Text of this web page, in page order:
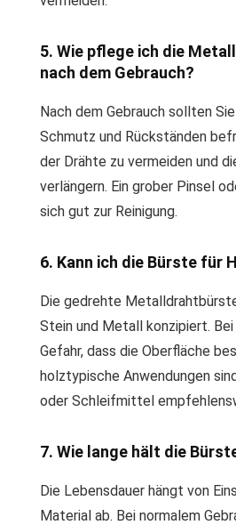
5. Wie pflege ich die
nach dem Gebrauch?
Nach dem Gebrauch sollten
Schmutz und Rückständen
der Drähte zu vermeiden und
verlängern. Ein grober Pinsel
sich gut zur Reinigung.
6. Kann ich die Bürste für
Die gedrehte
Stein und Metall konzipiert.
Gefahr, dass die Oberfläche
holztypische Anwendungen
oder Schleifmittel
7. Wie lange hält die
Die Lebensdauer hängt von
Material ab. Bei normalem